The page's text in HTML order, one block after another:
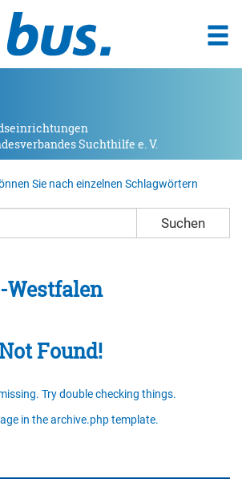
Suchthilfe e. V.
Sie nach einzelnen Schlagwörtern
Suchen
Westfalen
Found!
Try double checking things.
in the archive.php template.